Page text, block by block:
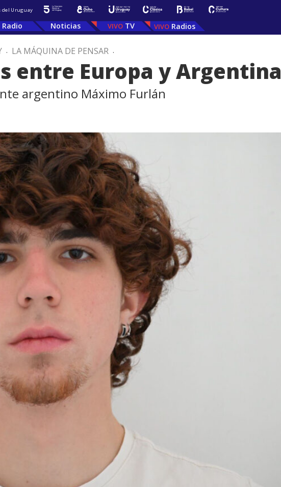
del Uruguay
Radio Noticias TV Radios
. LA MÁQUINA DE PENSAR .
entre Europa y Argentina
argentino Máximo Furlán